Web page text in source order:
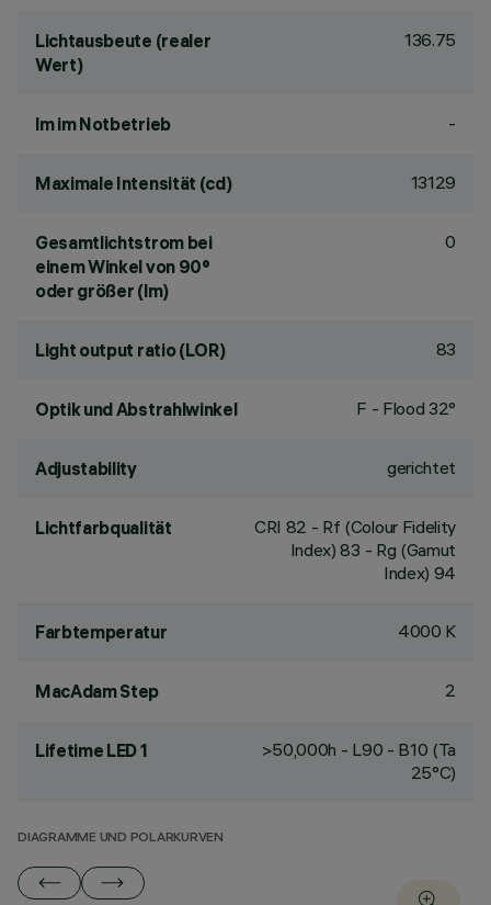
Lichtausbeute (realer
Wert)
136.75
lm im Notbetrieb -
Maximale Intensität (cd) 13129
Gesamtlichtstrom bei
einem Winkel von 90°
oder größer (lm)
0
Light output ratio (LOR) 83
Optik und Abstrahlwinkel F - Flood 32°
Adjustability gerichtet
Lichtfarbqualität CRI 82 - Rf (Colour Fidelity
Index) 83 - Rg (Gamut
Index) 94
Farbtemperatur 4000 K
MacAdam Step 2
Lifetime LED 1
>50,000h - L90 - B10 (Ta
25°C)
DIAGRAMME UND POLARKURVEN